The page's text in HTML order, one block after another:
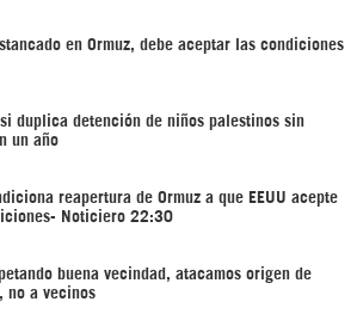
en Ormuz, debe aceptar las condiciones
duplica detención de niños palestinos sin
un año
reapertura de Ormuz a que EEUU acepte
Noticiero 22:30
buena vecindad, atacamos origen de
no a vecinos